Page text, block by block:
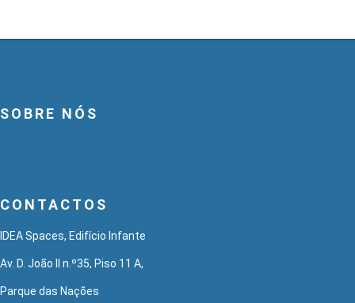
SOBRE NÓS
CONTACTOS
IDEA Spaces, Edifício Infante
Av. D. João II n.º35, Piso 11 A,
Parque das Nações